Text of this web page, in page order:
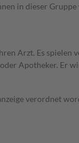
in dieser
Arzt. Es
Apotheker. Er
verordnet